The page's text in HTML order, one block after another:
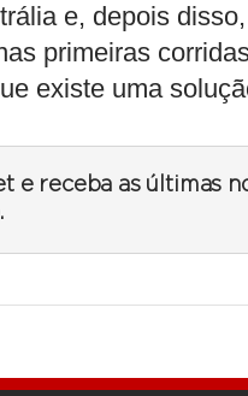
e, depois
primeiras
existe uma
e receba as últimas